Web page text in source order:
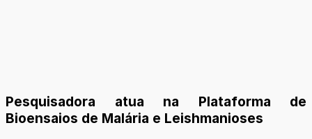
Pesquisadora atua na Plataforma de
Bioensaios de Malária e Leishmanioses